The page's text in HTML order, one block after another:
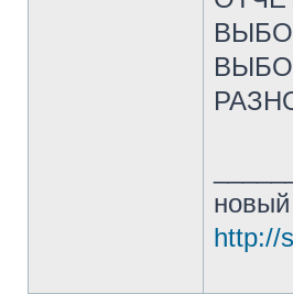
новый
http://